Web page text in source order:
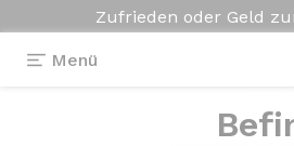
Zufrieden oder Geld
Menü